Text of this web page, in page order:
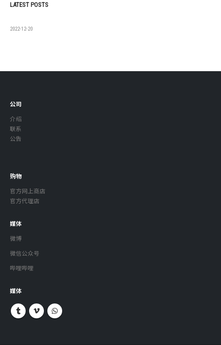
LATEST POSTS
2022-12-20
公司
介绍
联系
公告
购物
官方网上商店
官方代理店
媒体
微博
微信公众号
哔哩哔哩
媒体